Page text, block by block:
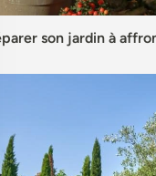
son jardin à